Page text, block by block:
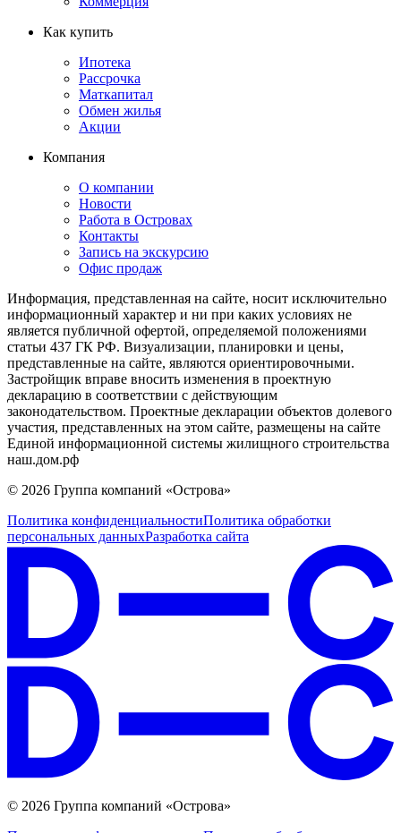
Как купить
Ипотека
Рассрочка
Маткапитал
Обмен жилья
Акции
Компания
О компании
Новости
Работа в Островах
Контакты
Запись на экскурсию
Офис продаж
Информация, представленная на сайте, носит исключительно
информационный характер и ни при каких условиях не
является публичной офертой, определяемой положениями
статьи 437 ГК РФ. Визуализации, планировки и цены,
представленные на сайте, являются ориентировочными.
Застройщик вправе вносить изменения в проектную
декларацию в соответствии с действующим
законодательством. Проектные декларации объектов долевого
участия, представленных на этом сайте, размещены на сайте
Единой информационной системы жилищного строительства
наш.дом.рф
© 2026 Группа компаний «Острова»
Политика конфиденциальностиПолитика обработки
персональных данныхРазработка сайта
© 2026 Группа компаний «Острова»